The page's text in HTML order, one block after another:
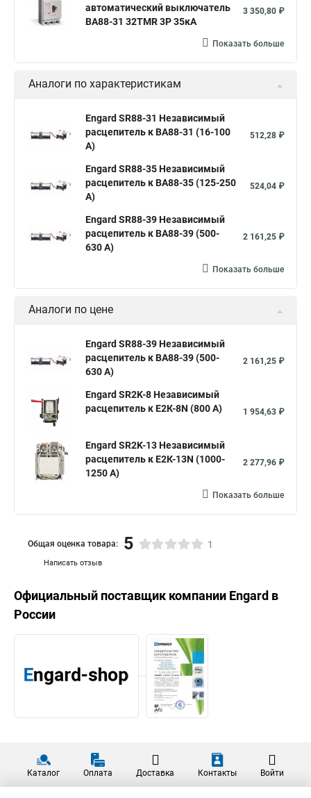
автоматический выключатель
ВА88-31 32TMR 3P 35кА
3 350,80 ₽
Показать больше
Аналоги по характеристикам
Engard SR88-31 Независимый
расцепитель к ВА88-31 (16-100
А)
512,28 ₽
Engard SR88-35 Независимый
расцепитель к ВА88-35 (125-250
А)
524,04 ₽
Engard SR88-39 Независимый
расцепитель к ВА88-39 (500-
630 А)
2 161,25 ₽
Показать больше
Аналоги по цене
Engard SR88-39 Независимый
расцепитель к ВА88-39 (500-
630 А)
2 161,25 ₽
Engard SR2K-8 Независимый
расцепитель к Е2К-8N (800 А)
1 954,63 ₽
Engard SR2K-13 Независимый
расцепитель к Е2К-13N (1000-
1250 А)
2 277,96 ₽
Показать больше
Написать отзыв
Общая оценка товара: 5 1
Официальный поставщик компании Engard в
России
Каталог Оплата Доставка Контакты Войти